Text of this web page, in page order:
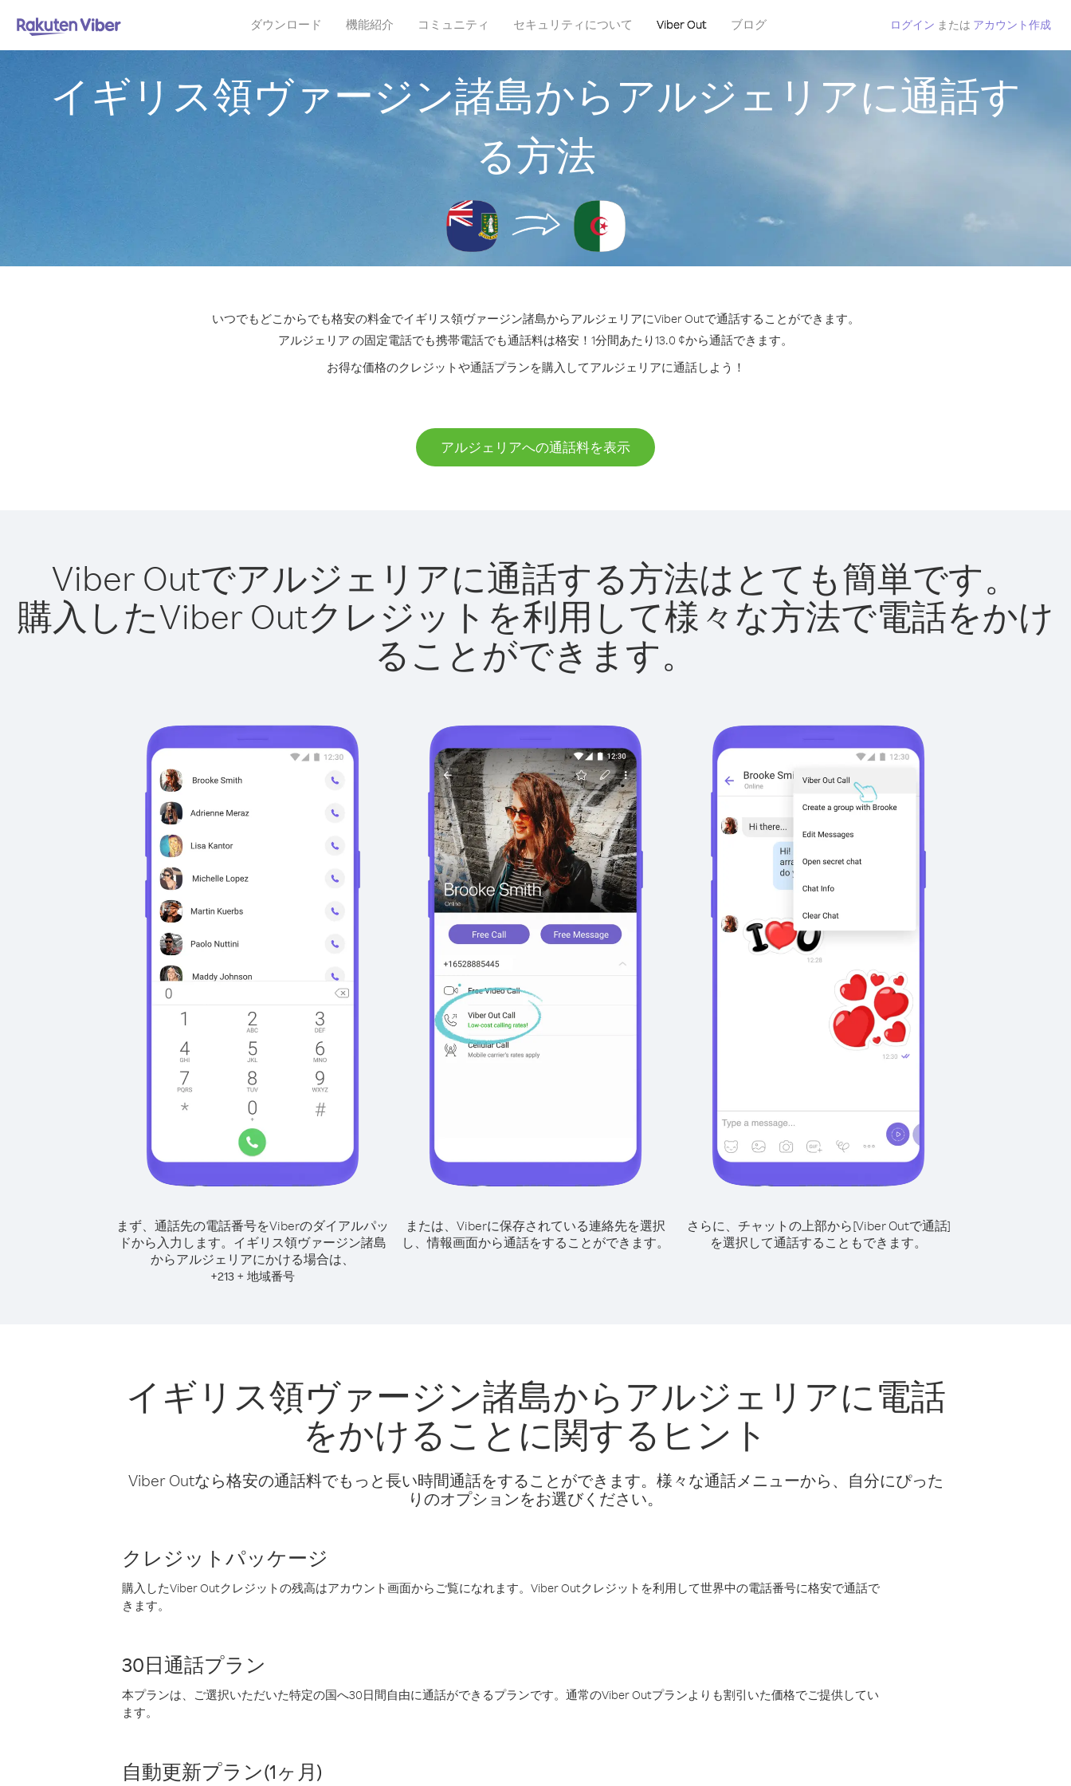
ダウンロード 機能紹介 コミュニティ セキュリティについて Viber Out ブログ ログイン または アカウント作成
イギリス領ヴァージン諸島からアルジェリアに通話す
る方法
いつでもどこからでも格安の料金でイギリス領ヴァージン諸島からアルジェリアにViber Outで通話することができます。
アルジェリア の固定電話でも携帯電話でも通話料は格安！1分間あたり13.0 ¢から通話できます。
お得な価格のクレジットや通話プランを購入してアルジェリアに通話しよう！
アルジェリアへの通話料を表示
Viber Outでアルジェリアに通話する方法はとても簡単です。
購入したViber Outクレジットを利用して様々な方法で電話をかけ
ることができます。
まず、通話先の電話番号をViberのダイアルパッ
ドから入力します。 イギリス領ヴァージン諸島
からアルジェリアにかける場合は、
+213 + 地域番号
または、Viberに保存されている連絡先を選択
し、情報画面から通話をすることができます。
さらに、チャットの上部から[Viber Outで通話]
を選択して通話することもできます。
イギリス領ヴァージン諸島からアルジェリアに電話
をかけることに関するヒント
Viber Outなら格安の通話料でもっと長い時間通話をすることができます。様々な通話メニューから、自分にぴった
りのオプションをお選びください。
クレジットパッケージ
購入したViber Outクレジットの残高はアカウント画面からご覧になれます。Viber Outクレジットを利用して世界中の電話番号に格安で通話で
きます。
30日通話プラン
本プランは、ご選択いただいた特定の国へ30日間自由に通話ができるプランです。通常のViber Outプランよりも割引いた価格でご提供してい
ます。
自動更新プラン(1ヶ月)